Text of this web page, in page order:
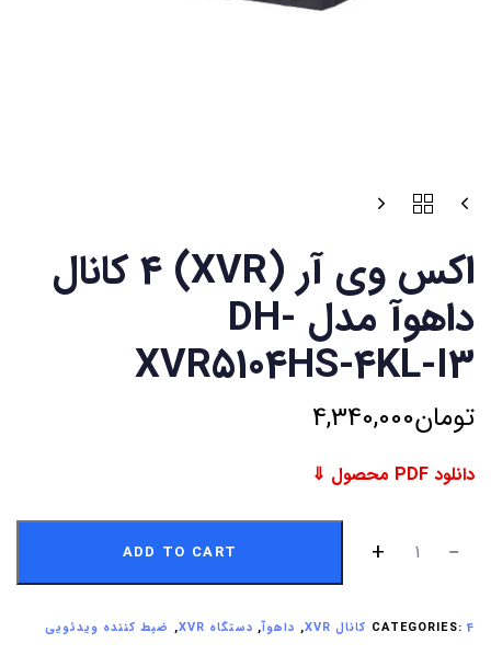
اکس وی آر (XVR) 4 کانال
داهوآ مدل DH-
XVR5104HS-4KL-I3
تومان4,340,000
دانلود PDF محصول ⇓
ADD TO CART
CATEGORIES: 4 کانال XVR , داهوآ, دستگاه XVR , ضبط کننده ویدئویی